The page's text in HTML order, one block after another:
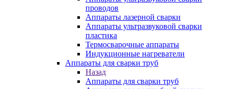
проводов
Аппараты лазерной сварки
Аппараты ультразвуковой сварки
пластика
Термосварочные аппараты
Индукционные нагреватели
Аппараты для сварки труб
Назад
Аппараты для сварки труб